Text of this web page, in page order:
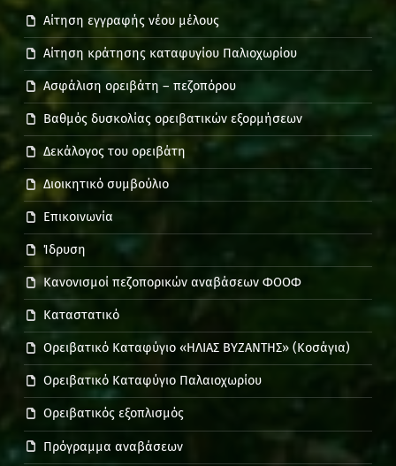
Αίτηση εγγραφής νέου μέλους
Αίτηση κράτησης καταφυγίου Παλιοχωρίου
Ασφάλιση ορειβάτη – πεζοπόρου
Βαθμός δυσκολίας ορειβατικών εξορμήσεων
Δεκάλογος του ορειβάτη
Διοικητικό συμβούλιο
Επικοινωνία
Ίδρυση
Κανονισμοί πεζοπορικών αναβάσεων ΦΟΟΦ
Καταστατικό
Ορειβατικό Καταφύγιο «ΗΛΙΑΣ ΒΥΖΑΝΤΗΣ» (Κοσάγια)
Ορειβατικό Καταφύγιο Παλαιοχωρίου
Ορειβατικός εξοπλισμός
Πρόγραμμα αναβάσεων